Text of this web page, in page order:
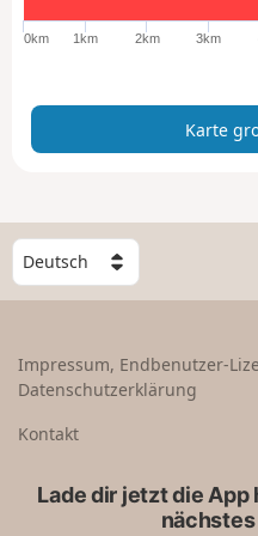
0km 1km 2km 3km
Karte
W
h
e
n
Impressum, Endbenutzer-
Datenschutzerklärung
Kontakt
Lade dir jetzt die